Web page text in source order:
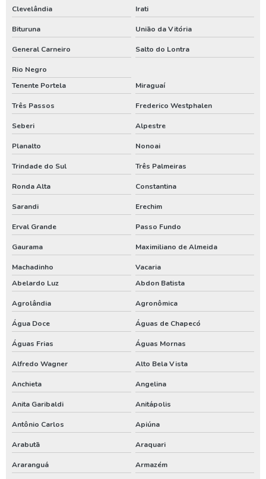
Orçamento para construção de poço artesiano
Orçamento para construir poço artesiano
Orçamento para instalar poço artesiano
Orçamento para perfuração de poço artesiano
Orçamento poço artesiano
Outorga de água para poço artesiano
Outorga de direito de uso do poço artesiano
Outorga de poço artesiano
Outorga de poço tubular
Outorga para perfuração de poço artesiano
Perfuração de poço artesiano
Perfuração de poço artesiano água
Perfuração de poço artesiano preço
Perfuração de poço artesiano preço por metro
Perfuração de poço artesiano profundo
Perfuração de poço artesiano valor
Perfuração de poço artesianos melhor preço
Perfuração de poço preço
Perfuração de poço profundo
Perfuração de poço tubular
Clevelândia Irati
Bituruna União da Vitória
General Carneiro Salto do Lontra
Rio Negro
Tenente Portela
Miraguaí
Três Passos Frederico Westphalen
Seberi Alpestre
Planalto Nonoai
Trindade do Sul Três Palmeiras
Ronda Alta Constantina
Sarandi Erechim
Erval Grande Passo Fundo
Gaurama Maximiliano de Almeida
Machadinho
Vacaria
Abelardo Luz
Abdon Batista
Agrolândia Agronômica
Água Doce Águas de Chapecó
Águas Frias Águas Mornas
Alfredo Wagner Alto Bela Vista
Anchieta Angelina
Anita Garibaldi Anitápolis
Antônio Carlos Apiúna
Arabutã Araquari
Araranguá Armazém